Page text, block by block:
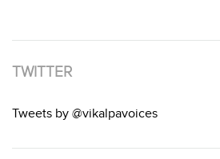
TWITTER
Tweets by @vikalpavoices